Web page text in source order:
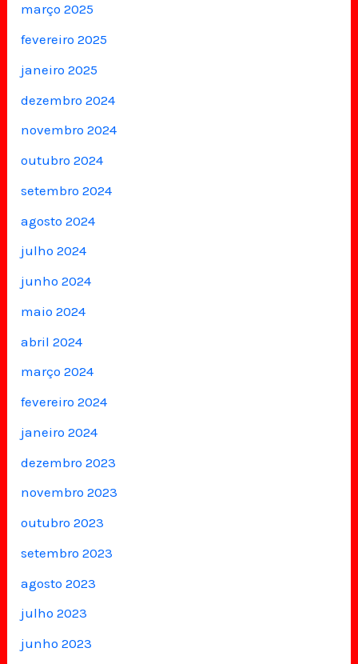
março 2025
fevereiro 2025
janeiro 2025
dezembro 2024
novembro 2024
outubro 2024
setembro 2024
agosto 2024
julho 2024
junho 2024
maio 2024
abril 2024
março 2024
fevereiro 2024
janeiro 2024
dezembro 2023
novembro 2023
outubro 2023
setembro 2023
agosto 2023
julho 2023
junho 2023